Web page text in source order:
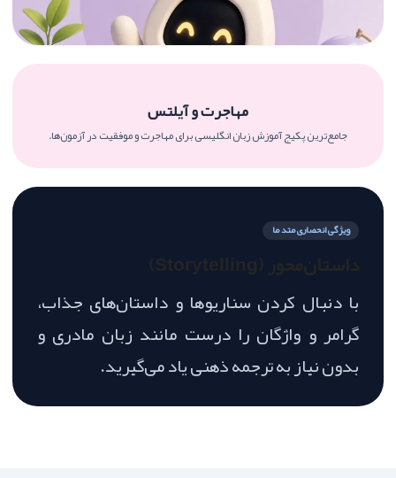
مهاجرت و آیلتس
جامع‌ترین پکیج آموزش زبان انگلیسی برای مهاجرت و موفقیت در آزمون‌ها.
ویژگی انحصاری متد ما
با دنبال کردن سناریوها و داستان‌های جذاب،
گرامر و واژگان را درست مانند زبان مادری و
بدون نیاز به ترجمه ذهنی یاد می‌گیرید.